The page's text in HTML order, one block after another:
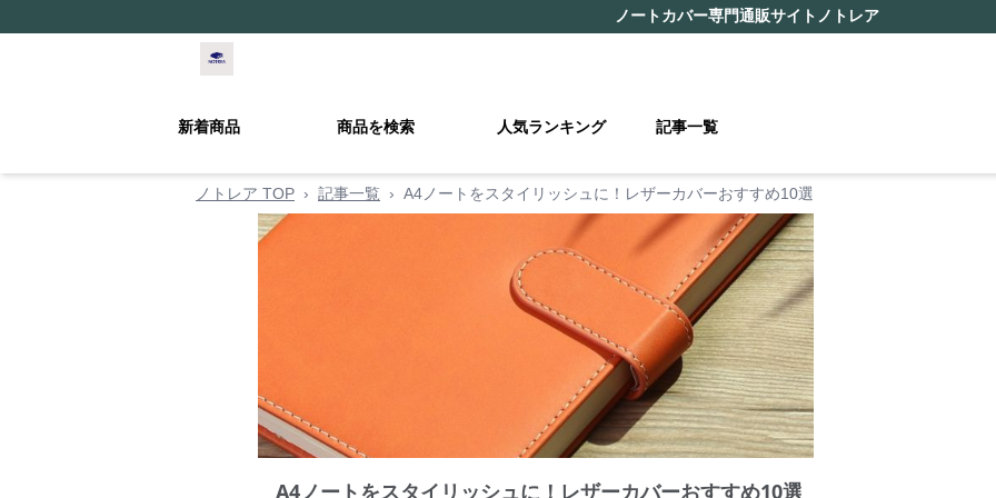
ノートカバー専門通販サイト ノトレア
新着商品 商品を検索 人気ランキング 記事一覧
ノトレア TOP › 記事一覧 › A4ノートをスタイリッシュに！レザーカバーおすすめ10選
A4ノートをスタイリッシュに！レザーカバーおすすめ10選